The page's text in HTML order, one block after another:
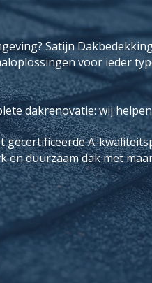
Satijn
voor ieder
dakrenovatie: wij
A-
en duurzaam dak met